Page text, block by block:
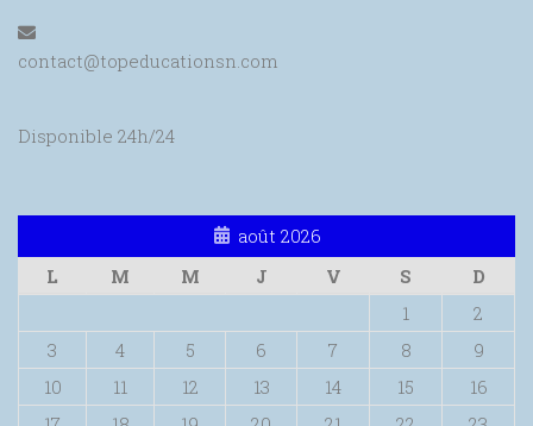
contact@topeducationsn.com
Disponible 24h/24
août 2026
L
M M J V S
D
1
2
3
4 5 6 7 8
9
10
11 12 13 14 15
16